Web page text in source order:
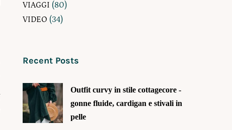
VIAGGI (80)
VIDEO (34)
Recent Posts
Outfit curvy in stile cottagecore -
gonne fluide, cardigan e stivali in
pelle